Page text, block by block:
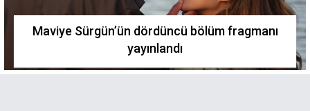
Maviye Sürgün’ün dördüncü bölüm fragmanı
yayınlandı